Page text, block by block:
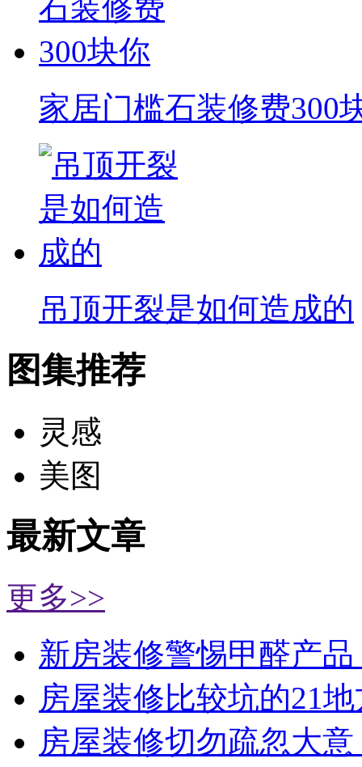
家居门槛石装修费300
吊顶开裂是如何造成的
图集推荐
灵感
美图
最新文章
更多>>
新房装修警惕甲醛产品
房屋装修比较坑的21
房屋装修切勿疏忽大意